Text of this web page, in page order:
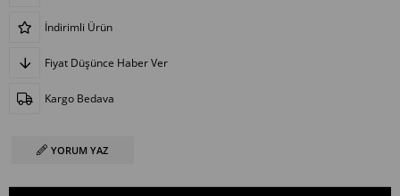
İndirimli Ürün
Fiyat Düşünce Haber Ver
Kargo Bedava
YORUM YAZ